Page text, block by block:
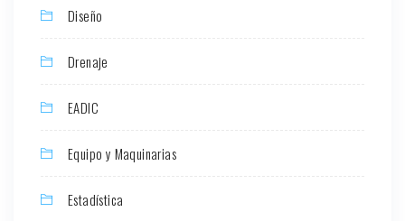
Diseño
Drenaje
EADIC
Equipo y Maquinarias
Estadística